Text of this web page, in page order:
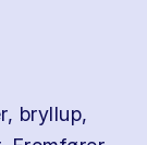
bryllup,